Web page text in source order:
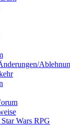
Wars RPG